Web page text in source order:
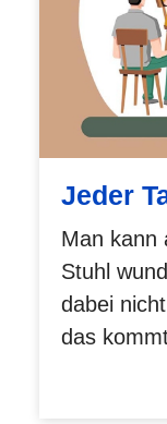
Jeder
Man kann
Stuhl
dabei
das